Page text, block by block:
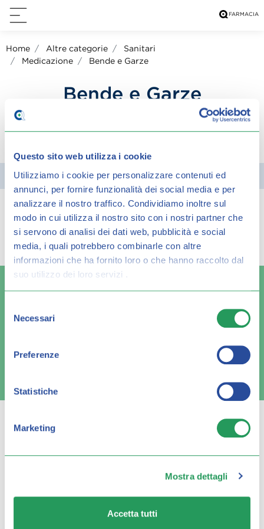
Questo sito web utilizza i cookie
Utilizziamo i cookie per personalizzare contenuti ed
annunci, per fornire funzionalità dei social media e per
analizzare il nostro traffico. Condividiamo inoltre sul
modo in cui utilizza il nostro sito con i nostri partner che
si servono di analisi dei dati web, pubblicità e social
media, i quali potrebbero combinarle con altre
informazioni che ha fornito loro o che hanno raccolto dal
suo utilizzo dei loro servizi .
delNecessari
Preferenze
Statistiche
Marketing
Mostra dettagli
Accetta tutti
Home Altre categorie
Sanitari
Medicazione
Bende e Garze
Bende e Garze
Filtra
Spiacenti, ma non è stato trovato alcun
risultato per:
Pagamenti sicuri